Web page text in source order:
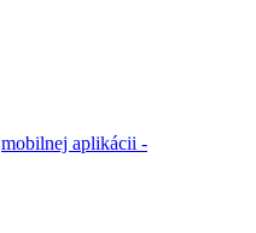
mobilnej aplikácii -